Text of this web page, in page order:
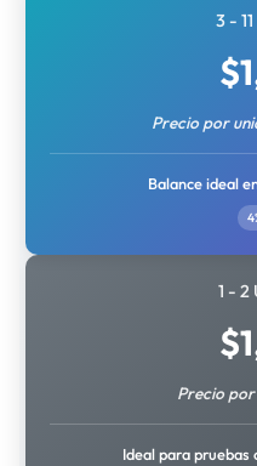
3 -
$
Precio por
Balance ideal
1 - 2
$
Precio
Ideal para pruebas